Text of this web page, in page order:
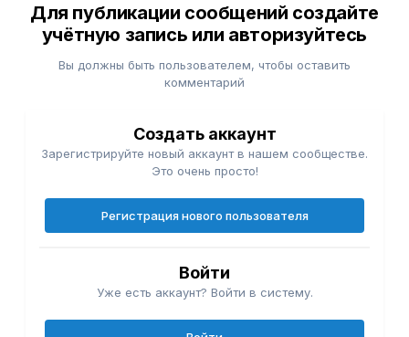
Для публикации сообщений создайте
учётную запись или авторизуйтесь
Вы должны быть пользователем, чтобы оставить
комментарий
Создать аккаунт
Зарегистрируйте новый аккаунт в нашем сообществе.
Это очень просто!
Регистрация нового пользователя
Войти
Уже есть аккаунт? Войти в систему.